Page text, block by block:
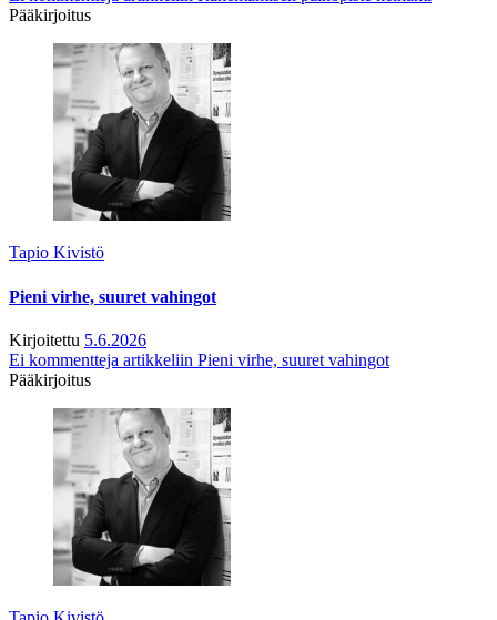
Pääkirjoitus
Tapio Kivistö
Pieni virhe, suuret vahingot
Kirjoitettu 5.6.2026
Ei kommentteja artikkeliin Pieni virhe, suuret vahingot
Pääkirjoitus